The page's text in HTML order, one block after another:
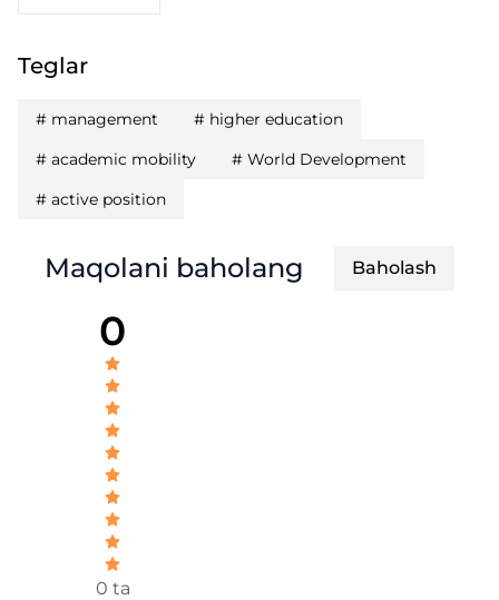
Teglar
# management # higher education
# academic mobility # World Development
# active position
Maqolani baholang Baholash
0
0 ta